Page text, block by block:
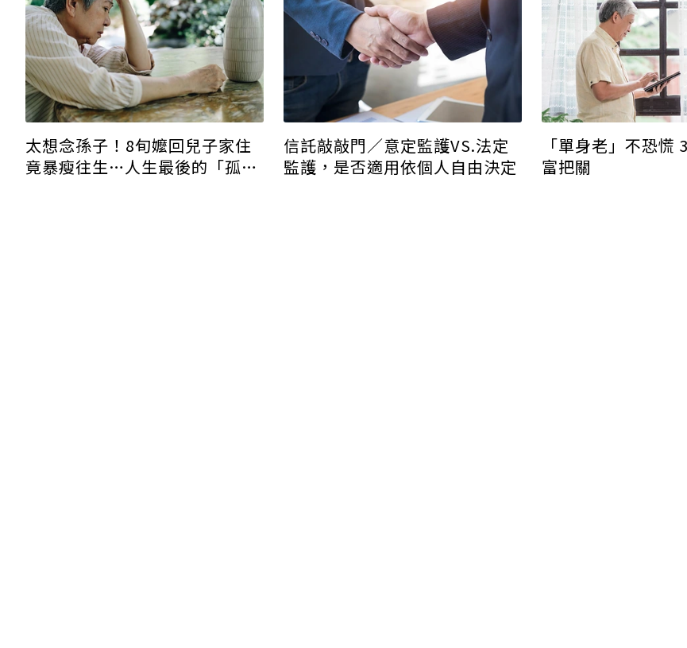
太想念孫子！8旬嬤回兒子家住
竟暴瘦往生…人生最後的「孤老
信託敲敲門／意定監護VS.法定
監護，是否適用依個人自由決定
「單身老」不恐慌 3項準備為財
富把關